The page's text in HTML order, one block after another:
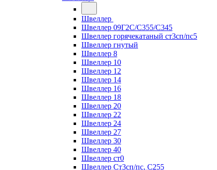
Швеллер
Швеллер 09Г2С/С355/С345
Швеллер горячекатаный ст3сп/пс5
Швеллер гнутый
Швеллер 8
Швеллер 10
Швеллер 12
Швеллер 14
Швеллер 16
Швеллер 18
Швеллер 20
Швеллер 22
Швеллер 24
Швеллер 27
Швеллер 30
Швеллер 40
Швеллер ст0
Швеллер Ст3сп/пс, С255